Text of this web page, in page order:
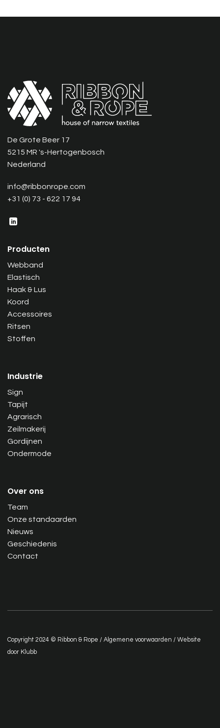
De Grote Beer 17
5215 MR 's-Hertogenbosch
Nederland
info@ribbonrope.com
+31 (0) 73 - 622 17 94
Producten
Webband
Elastisch
Haak & Lus
Koord
Accessoires
Ritsen
Stoffen
Industrie
Sign
Tapijt
Agrarisch
Zeilmakerij
Gordijnen
Ondermode
Over ons
Team
Onze standaarden
Nieuws
Geschiedenis
Contact
Copyright 2024 © Ribbon & Rope / Algemene voorwaarden / Website
door Klubb